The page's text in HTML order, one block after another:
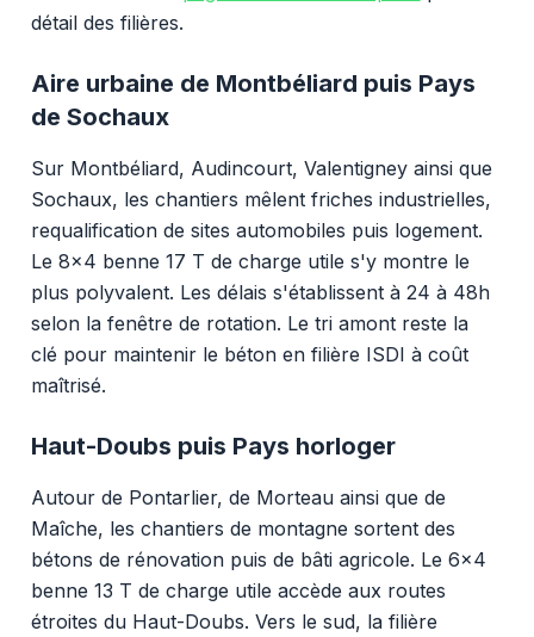
détail des filières.
Aire urbaine de Montbéliard puis Pays
de Sochaux
Sur Montbéliard, Audincourt, Valentigney ainsi que
Sochaux, les chantiers mêlent friches industrielles,
requalification de sites automobiles puis logement.
Le 8x4 benne 17 T de charge utile s'y montre le
plus polyvalent. Les délais s'établissent à 24 à 48h
selon la fenêtre de rotation. Le tri amont reste la
clé pour maintenir le béton en filière ISDI à coût
maîtrisé.
Haut-Doubs puis Pays horloger
Autour de Pontarlier, de Morteau ainsi que de
Maîche, les chantiers de montagne sortent des
bétons de rénovation puis de bâti agricole. Le 6x4
benne 13 T de charge utile accède aux routes
étroites du Haut-Doubs. Vers le sud, la filière